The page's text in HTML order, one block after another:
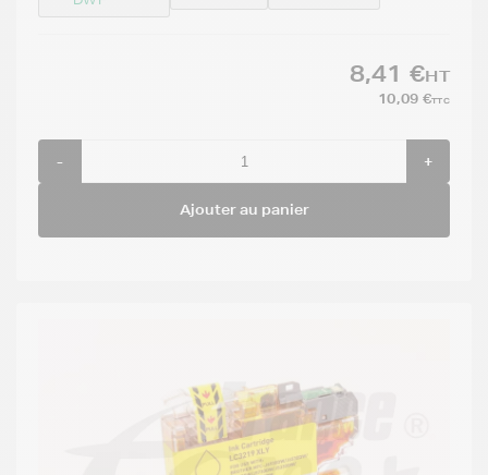
8,41 €HT
10,09 €TTC
- +
Ajouter au panier